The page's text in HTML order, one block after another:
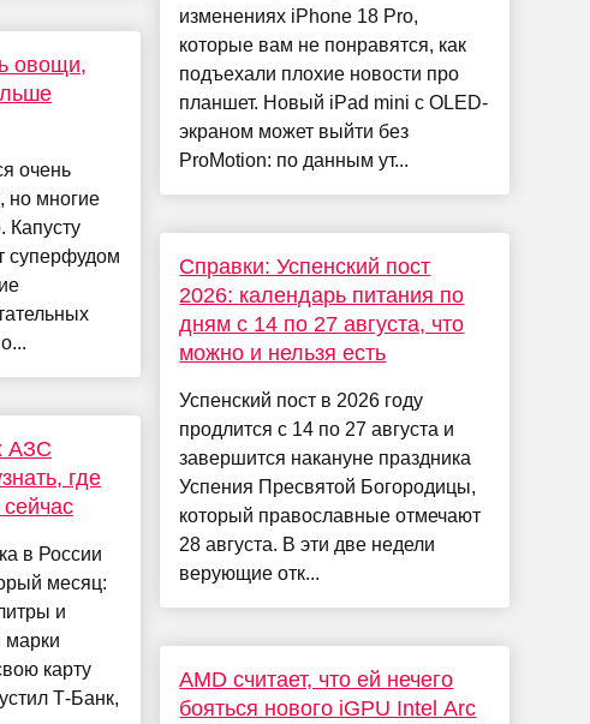
овощи,
очень
но многие
Капусту
суперфудом
АЗС
где
в России
месяц:
и
марки
карту
Т-Банк,
изменениях iPhone 18 Pro,
которые вам не понравятся, как
подъехали плохие новости про
планшет. Новый iPad mini с OLED-
экраном может выйти без
ProMotion: по данным ут...
Справки: Успенский пост
2026: календарь питания по
дням с 14 по 27 августа, что
можно и нельзя есть
Успенский пост в 2026 году
продлится с 14 по 27 августа и
завершится накануне праздника
Успения Пресвятой Богородицы,
который православные отмечают
28 августа. В эти две недели
верующие отк...
AMD считает, что ей нечего
бояться нового iGPU Intel Arc